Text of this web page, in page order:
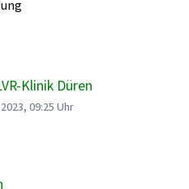
Klinik Düren
09:25 Uhr